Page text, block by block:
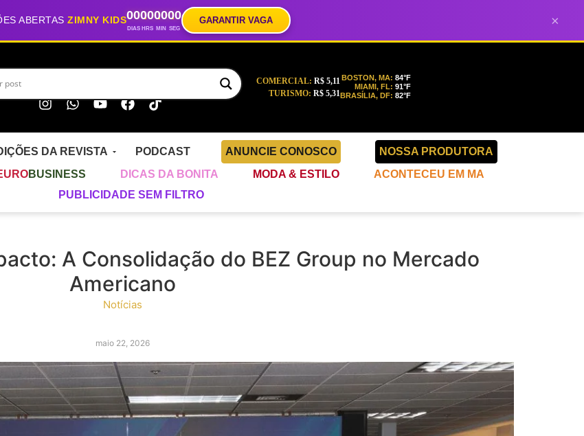
ABERTASZIMNY KIDS00
DIAS
00
HRS
00
MIN
00
SEG
GARANTIR VAGA ×
COMERCIAL: R$ 5,11
TURISMO: R$ 5,31
BOSTON, MA: 84°F
MIAMI, FL: 91°F
BRASÍLIA, DF: 82°F
DA REVISTA PODCAST ANUNCIE CONOSCO
NOSSA PRODUTORA
BUSINESS DICAS DA BONITA MODA & ESTILO
ACONTECEU EM MA
PUBLICIDADE SEM FILTRO
A Consolidação do BEZ Group no Mercado
Americano
Notícias
maio 22, 2026